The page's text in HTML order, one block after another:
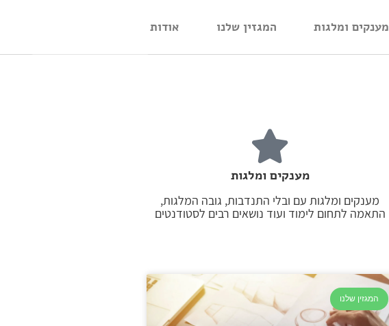
מענקים ומלגות המגזין שלנו אודות
מענקים ומלגות
מענקים ומלגות עם ובלי התנדבות, גובה המלגות,
התאמה לתחום לימוד ועוד נושאים רבים לסטודנטים
המגזין שלנו